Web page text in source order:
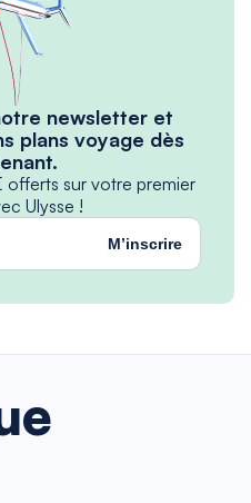
newsletter et
plans voyage dès
offerts sur votre premier
Ulysse !
M’inscrire